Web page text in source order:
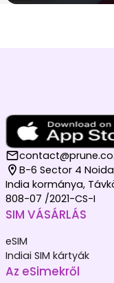
B-6 Sector 4 Noida,
India kormánya,
808-07 /2021-CS-I
SIM VÁSÁRLÁS
eSIM
Indiai SIM kártyák
Az eSimekről